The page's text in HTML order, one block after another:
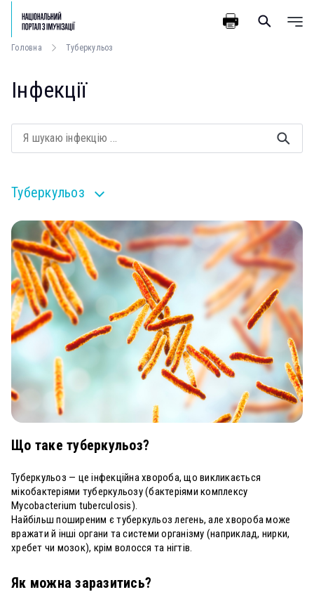
Головна Туберкульоз
Інфекції
Туберкульоз
Що таке туберкульоз?
Туберкульоз — це інфекційна хвороба, що викликається
мікобактеріями туберкульозу (бактеріями комплексу
Mycobacterium tuberculosis).
Найбільш поширеним є туберкульоз легень, але хвороба може
вражати й інші органи та системи організму (наприклад, нирки,
хребет чи мозок), крім волосся та нігтів.
Як можна заразитись?